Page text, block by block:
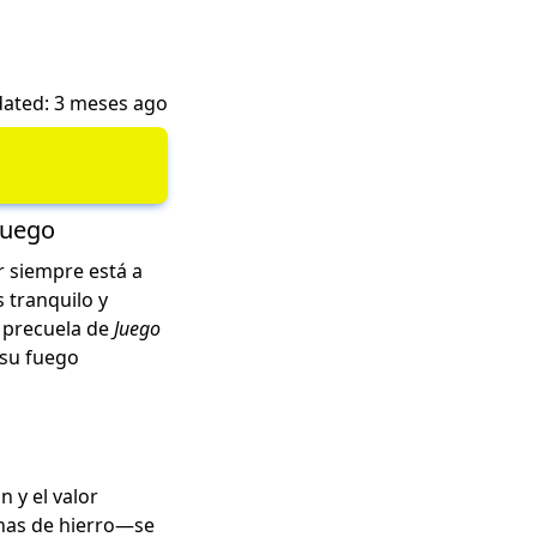
3 meses ago
siempre está a
tranquilo y
deJuego
fuego
y el valor
de hierro—se